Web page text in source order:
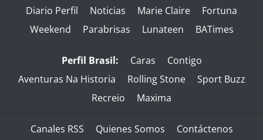
Diario Perfil Noticias Marie Claire
Fortuna
Weekend
Parabrisas Lunateen BATimes
Perfil Brasil: Caras
Contigo
Aventuras Na Historia
Rolling Stone
Sport Buzz
Recreio
Maxima
Canales RSS Quienes Somos
Contáctenos